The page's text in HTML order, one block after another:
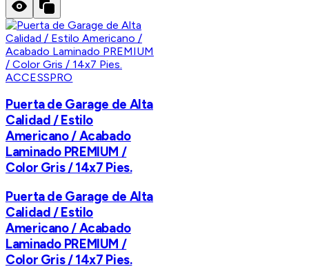
ACCESSPRO
Puerta de Garage de Alta
Calidad / Estilo
Americano / Acabado
Laminado PREMIUM /
Color Gris / 14x7 Pies.
Puerta de Garage de Alta
Calidad / Estilo
Americano / Acabado
Laminado PREMIUM /
Color Gris / 14x7 Pies.